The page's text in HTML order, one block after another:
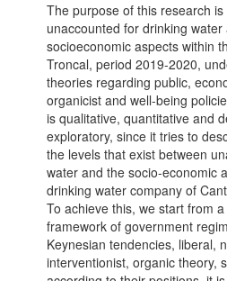
The purpose of this research
unaccounted for drinking water
socioeconomic aspects within
Troncal, period 2019-2020,
theories regarding public,
organicist and well-being
is qualitative, quantitative and
exploratory, since it tries to
the levels that exist between
water and the socio-economic
drinking water company of
To achieve this, we start from
framework of government
Keynesian tendencies, liberal,
interventionist, organic theory,